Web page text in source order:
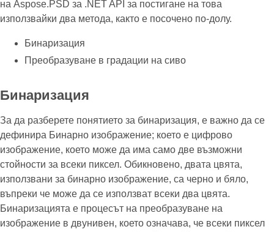
на Aspose.PSD за .NET API за постигане на това
използвайки два метода, както е посочено по-долу.
Бинаризация
Преобразуване в градации на сиво
Бинаризация
За да разберете понятието за бинаризация, е важно да се
дефинира Бинарно изображение; което е цифрово
изображение, което може да има само две възможни
стойности за всеки пиксел. Обикновено, двата цвята,
използвани за бинарно изображение, са черно и бяло,
въпреки че може да се използват всеки два цвята.
Бинаризацията е процесът на преобразуване на
изображение в двунивен, което означава, че всеки пиксел